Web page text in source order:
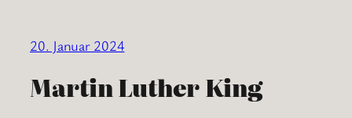
20. Januar 2024
Martin Luther King